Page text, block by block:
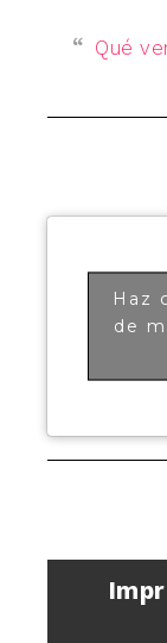
Qué
Haz
de